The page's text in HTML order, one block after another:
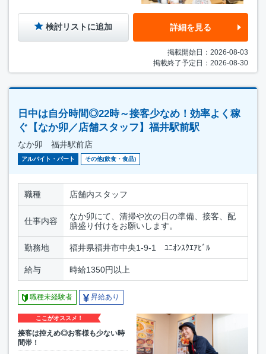
検討リストに追加 詳細を見る
掲載開始日：2026-08-03
掲載終了予定日：2026-08-30
日中は自分時間◎22時～接客少なめ！効率よく稼
ぐ【なか卯／店舗スタッフ】福井駅前駅
なか卯 福井駅前店
アルバイト・パート その他(飲食・食品)
職種 店舗内スタッフ
仕事内容
なか卯にて、清掃や次の日の準備、接客、配
膳盛り付けをお願いします。
勤務地 福井県福井市中央1-9-1 ﾕﾆｵﾝｽｸｴｱﾋﾞﾙ
給与 時給1350円以上
職種未経験者 昇給あり
ここがオススメ！
接客は控えめ◎お客様も少ない時
間帯！